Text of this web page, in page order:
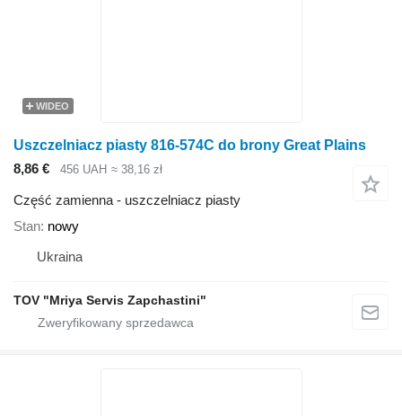
WIDEO
Uszczelniacz piasty 816-574C do brony Great Plains
8,86 €
456 UAH ≈ 38,16 zł
Część zamienna - uszczelniacz piasty
Stan nowy
Ukraina
TOV "Mriya Servis Zapchastini"